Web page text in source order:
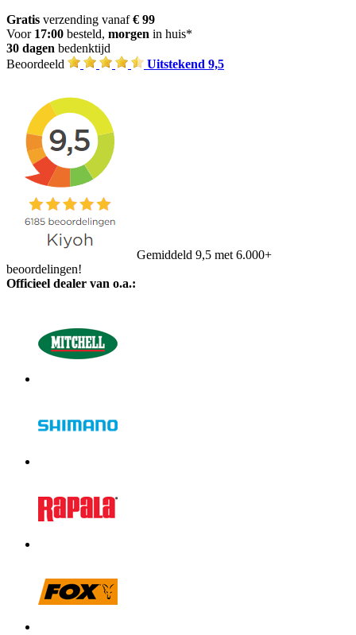
Gratis verzending vanaf€ 99
Voor 17:00 besteld, morgen in huis*
30 dagen bedenktijd
Beoordeeld
Uitstekend 9,5
Gemiddeld 9,5 met 6.000+
beoordelingen!
Officieel dealer van o.a.: